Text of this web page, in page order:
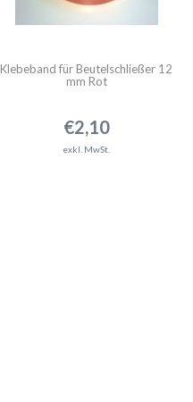
Klebeband für Beutelschließer 12
mm Rot
€2,10
exkl. MwSt.